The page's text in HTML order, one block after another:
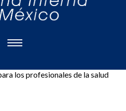
los profesionales de la salud